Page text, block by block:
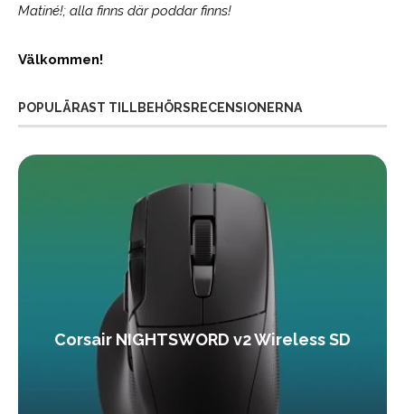
Matiné!; alla finns där poddar finns!
Välkommen!
POPULÄRAST TILLBEHÖRSRECENSIONERNA
Corsair NIGHTSWORD v2 Wireless SD